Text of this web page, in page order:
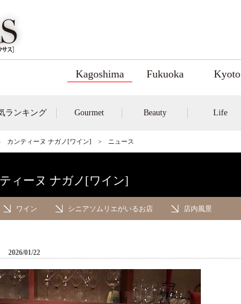
Kagoshima Fukuoka Kyoto
ランキング Gourmet Beauty Life
カンティーヌ ナガノ[ワイン] > ニュース
ィーヌ ナガノ[ワイン]
ワイン シニアソムリエがいるお店 店内風景
2026/01/22